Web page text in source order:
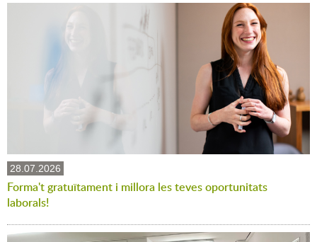
28.07.2026
Forma't gratuïtament i millora les teves oportunitats
laborals!